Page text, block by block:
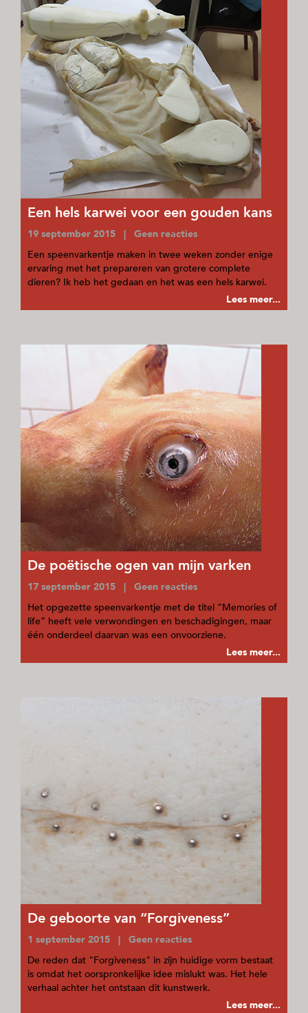
Een hels karwei voor een gouden kans
19 september 2015 | Geen reacties
Een speenvarkentje maken in twee weken zonder enige
ervaring met het prepareren van grotere complete
dieren? Ik heb het gedaan en het was een hels karwei.
Lees meer...
De poëtische ogen van mijn varken
17 september 2015 | Geen reacties
Het opgezette speenvarkentje met de titel “Memories of
life” heeft vele verwondingen en beschadigingen, maar
één onderdeel daarvan was een onvoorziene.
Lees meer...
De geboorte van “Forgiveness”
1 september 2015 | Geen reacties
De reden dat "Forgiveness" in zijn huidige vorm bestaat
is omdat het oorspronkelijke idee mislukt was. Het hele
verhaal achter het ontstaan dit kunstwerk.
Lees meer...